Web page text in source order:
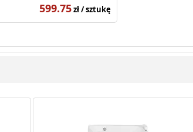
599.75zł / sztukę